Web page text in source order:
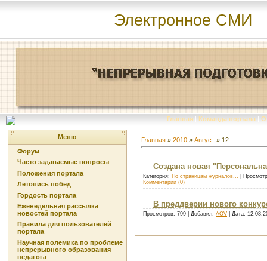
Электронное СМИ
Главная | Команда портала | О
Меню
Форум
Часто задаваемые вопросы
Положения портала
Летопись побед
Гордость портала
Еженедельная рассылка
новостей портала
Правила для пользователей
портала
Научная полемика по проблеме
непрерывного образования
педагога
Главная » 2010 » Август » 12
Создана новая
Категория: По страницам журналов... |
Комментарии (0)
В преддверии нового
Просмотров: 799 | Добавил: AOV | Дата: